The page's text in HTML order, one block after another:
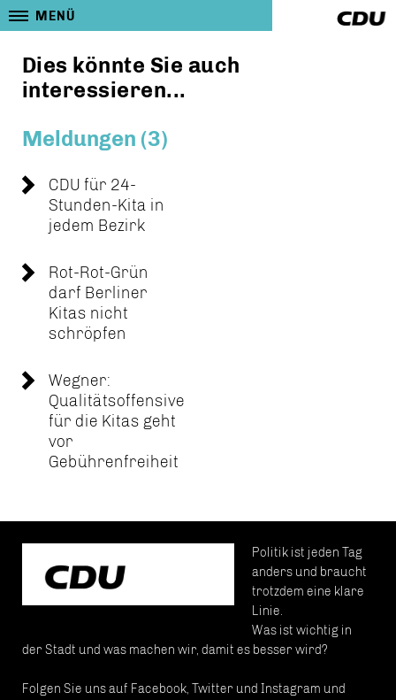
MENÜ
Dies könnte Sie auch
interessieren...
Meldungen (3)
CDU für 24-
Stunden-Kita in
jedem Bezirk
Rot-Rot-Grün
darf Berliner
Kitas nicht
schröpfen
Wegner:
Qualitätsoffensive
für die Kitas geht
vor
Gebührenfreiheit
Politik ist jeden Tag
anders und braucht
trotzdem eine klare
Linie.
Was ist wichtig in
der Stadt und was machen wir, damit es besser wird?
Folgen Sie uns auf Facebook, Twitter und Instagram und